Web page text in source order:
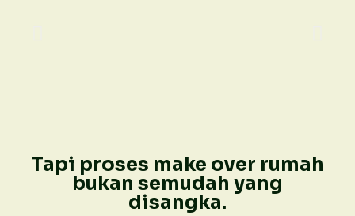
Tapi proses make over rumah
bukan semudah yang
disangka.